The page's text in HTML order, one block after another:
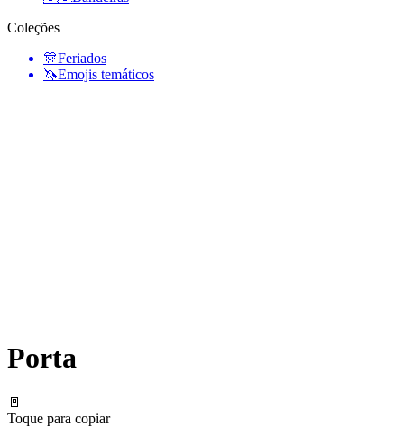
Coleções
🎊Feriados
🦄Emojis temáticos
Porta
🚪
Toque para copiar